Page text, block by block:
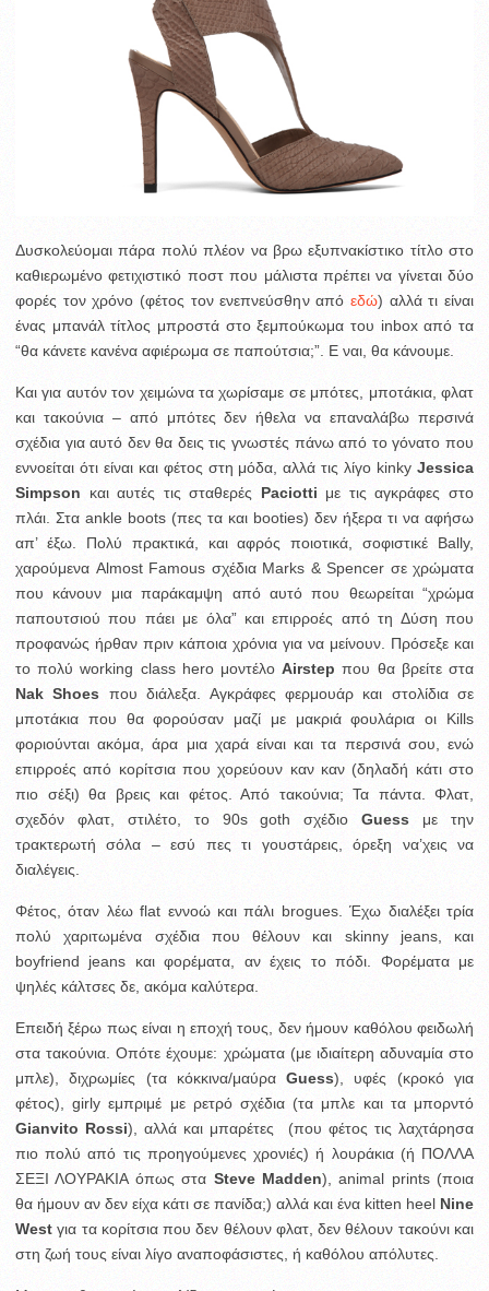
Δυσκολεύομαι πάρα πολύ πλέον να βρω εξυπνακίστικο τίτλο στο
καθιερωμένο φετιχιστικό ποστ που μάλιστα πρέπει να γίνεται δύο
φορές τον χρόνο (φέτος τον ενεπνεύσθην από εδώ) αλλά τι είναι
ένας μπανάλ τίτλος μπροστά στο ξεμπούκωμα του inbox από τα
“θα κάνετε κανένα αφιέρωμα σε παπούτσια;”. Ε ναι, θα κάνουμε.
Και για αυτόν τον χειμώνα τα χωρίσαμε σε μπότες, μποτάκια, φλατ
και τακούνια – από μπότες δεν ήθελα να επαναλάβω περσινά
σχέδια για αυτό δεν θα δεις τις γνωστές πάνω από το γόνατο που
εννοείται ότι είναι και φέτος στη μόδα, αλλά τις λίγο kinky Jessica
Simpson και αυτές τις σταθερές Paciotti με τις αγκράφες στο
πλάι. Στα ankle boots (πες τα και booties) δεν ήξερα τι να αφήσω
απ’ έξω. Πολύ πρακτικά, και αφρός ποιοτικά, σοφιστικέ Bally,
χαρούμενα Almost Famous σχέδια Marks & Spencer σε χρώματα
που κάνουν μια παράκαμψη από αυτό που θεωρείται “χρώμα
παπουτσιού που πάει με όλα” και επιρροές από τη Δύση που
προφανώς ήρθαν πριν κάποια χρόνια για να μείνουν. Πρόσεξε και
το πολύ working class hero μοντέλοAirstep που θα βρείτε στα
Nak Shoes που διάλεξα. Αγκράφες φερμουάρ και στολίδια σε
μποτάκια που θα φορούσαν μαζί με μακριά φουλάρια οι Kills
φοριούνται ακόμα, άρα μια χαρά είναι και τα περσινά σου, ενώ
επιρροές από κορίτσια που χορεύουν καν καν (δηλαδή κάτι στο
πιο σέξι) θα βρεις και φέτος. Από τακούνια; Τα πάντα. Φλατ,
σχεδόν φλατ, στιλέτο, το 90s goth σχέδιοGuess με την
τρακτερωτή σόλα – εσύ πες τι γουστάρεις, όρεξη να’χεις να
διαλέγεις.
Φέτος, όταν λέω flat εννοώ και πάλι brogues. Έχω διαλέξει τρία
πολύ χαριτωμένα σχέδια που θέλουν και skinny jeans, και
boyfriend jeans και φορέματα, αν έχεις το πόδι. Φορέματα με
ψηλές κάλτσες δε, ακόμα καλύτερα.
Επειδή ξέρω πως είναι η εποχή τους, δεν ήμουν καθόλου φειδωλή
στα τακούνια. Οπότε έχουμε: χρώματα (με ιδιαίτερη αδυναμία στο
μπλε), διχρωμίες (τα κόκκινα/μαύραGuess), υφές (κροκό για
φέτος), girly εμπριμέ με ρετρό σχέδια (τα μπλε και τα μπορντό
Gianvito Rossi), αλλά και μπαρέτες (που φέτος τις λαχτάρησα
πιο πολύ από τις προηγούμενες χρονιές) ή λουράκια (ή ΠΟΛΛΑ
ΣΕΞΙ ΛΟΥΡΑΚΙΑ όπως στα Steve Madden), animal prints (ποια
θα ήμουν αν δεν είχα κάτι σε πανίδα;) αλλά και ένα kitten heel Nine
West για τα κορίτσια που δεν θέλουν φλατ, δεν θέλουν τακούνι και
στη ζωή τους είναι λίγο αναποφάσιστες, ή καθόλου απόλυτες.